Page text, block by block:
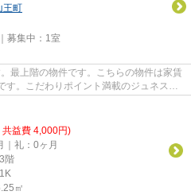
王町
募集中： 1室
最上階の物件です。こちらの物件は家賃
す。こだわりポイント満載のジュネスマ
共益費 4,000円)
｜礼：0ヶ月
階
㎡